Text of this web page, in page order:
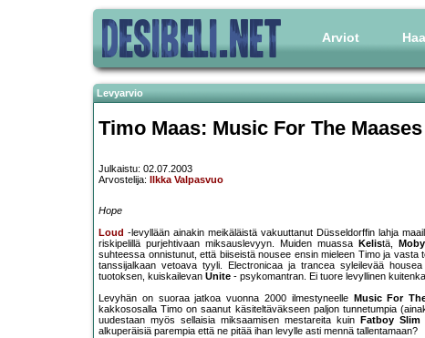
Arviot
Levyarvio
Timo Maas: Music For The
Julkaistu: 02.07.2003
Arvostelija:
Ilkka Valpasvuo
Hope
Loud -levyllään ainakin meikäläistä vakuuttanut Düsseldorffin lahja
riskipelillä purjehtivaan miksauslevyyn. Muiden muassa
Kelistä, Moby
suhteessa onnistunut, että biiseistä nousee ensin mieleen Timo ja
tanssijalkaan vetoava tyyli. Electronicaa ja trancea syleilevää
tuotoksen, kuiskailevan Unite - psykomantran. Ei tuore levyllinen
Levyhän on suoraa jatkoa vuonna 2000 ilmestyneelle
Music For
kakkososalla Timo on saanut käsiteltäväkseen paljon tunnetumpia
uudestaan myös sellaisia miksaamisen mestareita kuin
Fatboy Slim
alkuperäisiä parempia että ne pitää ihan levylle asti mennä tallentamaan?